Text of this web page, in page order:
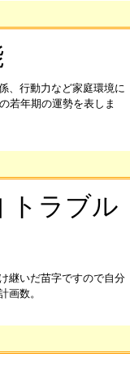
、行動力など家庭環境に
若年期の運勢を表しま
トラブル
継いだ苗字ですので自分
画数。